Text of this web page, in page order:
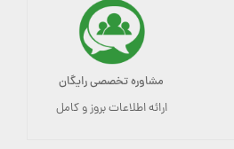
مشاوره تخصصی رایگان
ارائه اطلاعات بروز و کامل